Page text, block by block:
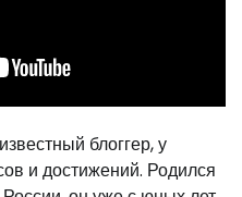
блоггер, у
и достижений. Родился